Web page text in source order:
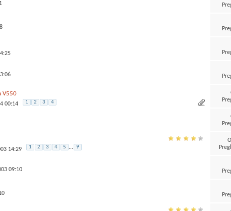
V550
00:14 1 2 3 4
14:29 1 2 3 4 5 ... 9
09:10